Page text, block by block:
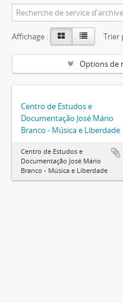
Affichage : Trier
Options de
Centro de Estudos e
Documentação José Mário
Branco - Música e Liberdade
Centro de Estudos e
Documentação José Mário
Branco - Música e Liberdade